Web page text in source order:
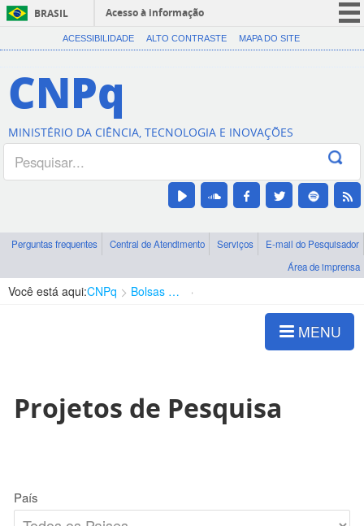
BRASIL
Acesso à informação
CORONAVÍRUS (COVID-19)
Canais
ACESSIBILIDADE ALTO CONTRASTE MAPA DO SITE
CNPq
MINISTÉRIO DA CIÊNCIA, TECNOLOGIA E INOVAÇÕES
Perguntas frequentes Central de Atendimento Serviços
E-mail do Pesquisador
Área de imprensa
Você está aqui:CNPq Bolsas e Auxílios Vigentes
MENU
Projetos de Pesquisa
País